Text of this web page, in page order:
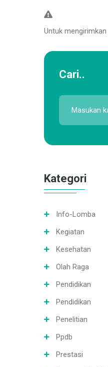
Untuk
Cari..
Kategori
Info-Lomba
Kegiatan
Kesehatan
Olah Raga
Pendidikan
Pendidikan
Penelitian
Ppdb
Prestasi